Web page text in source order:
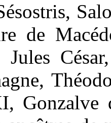
de
Jules
Gonzalve